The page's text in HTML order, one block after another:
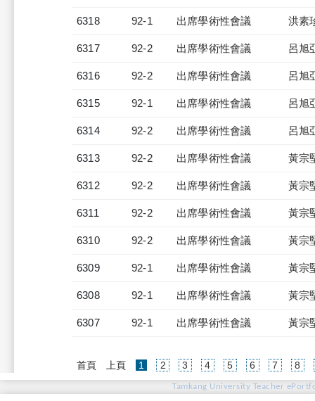
6318 92-1 出席學術性會議 洪素
6317 92-2 出席學術性會議 呂旭
6316 92-2 出席學術性會議 呂旭
6315 92-1 出席學術性會議 呂旭
6314 92-2 出席學術性會議 呂旭
6313 92-2 出席學術性會議 黃宗
6312 92-2 出席學術性會議 黃宗
6311 92-2 出席學術性會議 黃宗
6310 92-2 出席學術性會議 黃宗
6309 92-1 出席學術性會議 黃宗
6308 92-1 出席學術性會議 黃宗
6307 92-1 出席學術性會議 黃宗
首頁 上頁 1 (current)
2 3 4 5 6 7 8
Tamkang University Teacher